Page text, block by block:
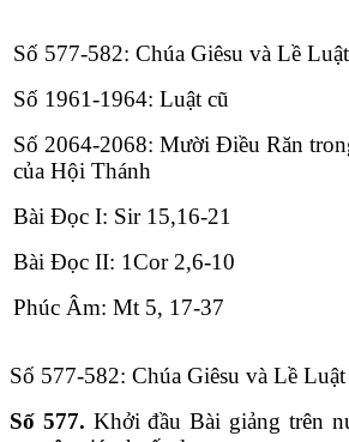
Số 577-582: Chúa Giêsu và Lề Luật
Số 1961-1964: Luật cũ
Số 2064-2068: Mười Điều Răn
của Hội Thánh
Bài Ðọc I: Sir 15,16-21
Bài Ðọc II: 1Cor 2,6-10
Phúc Âm: Mt 5, 17-37
Số 577-582: Chúa Giêsu và Lề Luật
Số 577. Khởi đầu Bài giảng trên